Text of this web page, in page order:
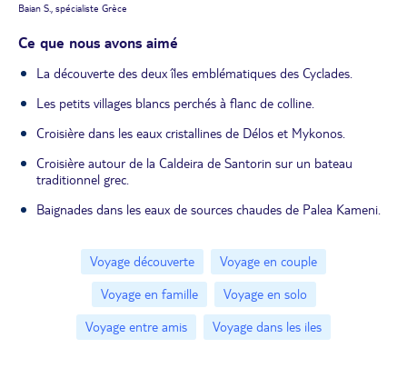
Baian S., spécialiste Grèce
Ce que nous avons aimé
La découverte des deux îles emblématiques des Cyclades.
Les petits villages blancs perchés à flanc de colline.
Croisière dans les eaux cristallines de Délos et Mykonos.
Croisière autour de la Caldeira de Santorin sur un bateau
traditionnel grec.
Baignades dans les eaux de sources chaudes de Palea Kameni.
Voyage découverte
Voyage en couple
Voyage en famille
Voyage en solo
Voyage entre amis
Voyage dans les iles